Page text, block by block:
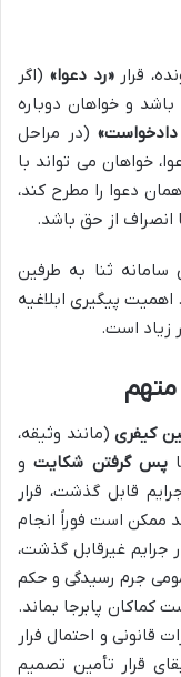
قرار«رد دعوا» (اگر
و خواهان دوباره
دادخواست»(در مراحل
خواهان می تواند با
دعوا را مطرح کند،
انصراف از حق باشد.
ثنا به طرفین
پیگیری ابلاغیه
زیاد است.
متهم
کیفری(مانند وثیقه،
پس گرفتن شکایتو
قابل گذشت، قرار
ممکن است فوراً انجام
جرایم غیرقابل گذشت،
جرم رسیدگی و حکم
کماکان پابرجا بماند.
قانونی و احتمال فرار
قرار تأمین تصمیم